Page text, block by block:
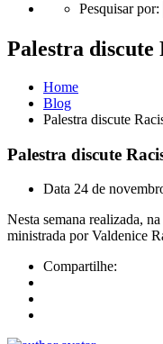
Pesquisar por:
Palestra
Home
Blog
Palestra discute
Palestra discute
Data 24 de
Nesta semana realizada,
ministrada por Valdenice
Compartilhe: